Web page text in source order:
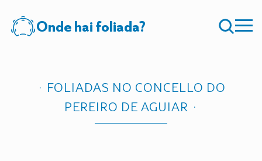
Onde hai foliada?
FOLIADAS NO CONCELLO DO
PEREIRO DE AGUIAR